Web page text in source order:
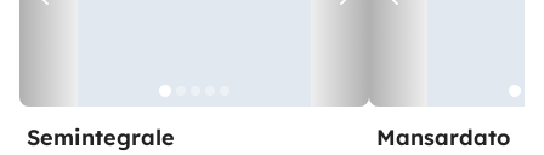
Semintegrale Mansardato